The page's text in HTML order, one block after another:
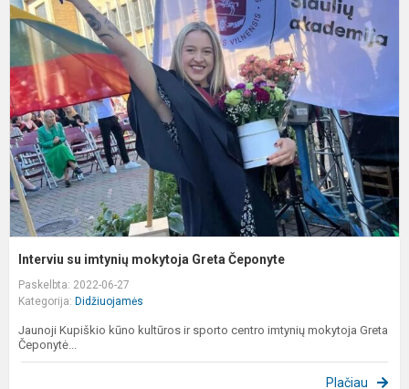
Interviu su imtynių mokytoja Greta Čeponyte
Paskelbta: 2022-06-27
Kategorija: Didžiuojamės
Jaunoji Kupiškio kūno kultūros ir sporto centro imtynių mokytoja Greta
Čeponytė...
Plačiau